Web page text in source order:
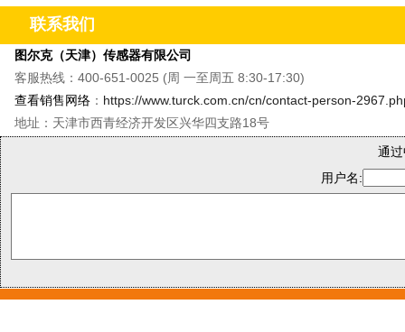
联系我们
图尔克（天津）传感器有限公司
客服热线：400-651-0025 (周 一至周五 8:30-17:30)
查看销售网络 ： https://www.turck.com.cn/cn/contact-person-
地址：天津市西青经济开发区兴华四支路18号
通
用户名: